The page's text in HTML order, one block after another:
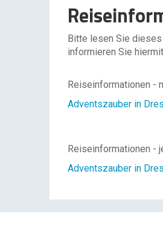
Bitte lesen Sie dieses
informieren Sie
Reiseinformationen -
Adventszauber in
Reiseinformationen -
Adventszauber in